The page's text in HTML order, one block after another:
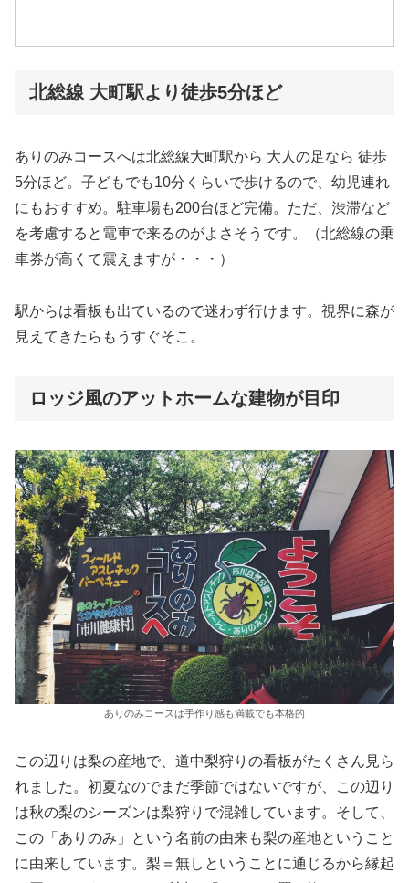
北総線 大町駅より徒歩5分ほど
ありのみコースへは北総線大町駅から 大人の足なら 徒歩
5分ほど。子どもでも10分くらいで歩けるので、幼児連れ
にもおすすめ。駐車場も200台ほど完備。ただ、渋滞など
を考慮すると電車で来るのがよさそうです。（北総線の乗
車券が高くて震えますが・・・）
駅からは看板も出ているので迷わず行けます。視界に森が
見えてきたらもうすぐそこ。
ロッジ風のアットホームな建物が目印
ありのみコースは手作り感も満載でも本格的
この辺りは梨の産地で、道中梨狩りの看板がたくさん見ら
れました。初夏なのでまだ季節ではないですが、この辺り
は秋の梨のシーズンは梨狩りで混雑しています。そして、
この「ありのみ」という名前の由来も梨の産地ということ
に由来しています。梨＝無しということに通じるから縁起